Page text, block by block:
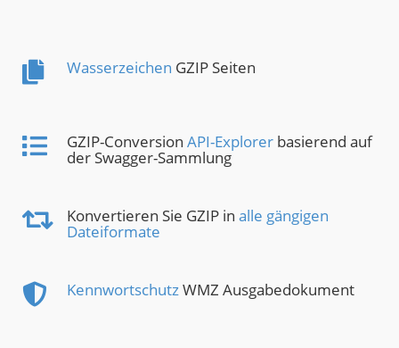
Wasserzeichen GZIP Seiten
GZIP-Conversion API-Explorer basierend auf
der Swagger-Sammlung
Konvertieren Sie GZIP in alle gängigen
Dateiformate
KennwortschutzWMZ Ausgabedokument